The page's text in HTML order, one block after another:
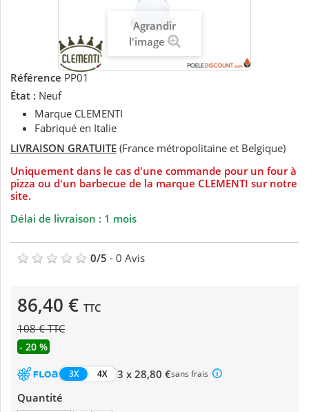
Agrandir
l'image
Référence PP01
État : Neuf
Marque CLEMENTI
Fabriqué en Italie
LIVRAISON GRATUITE (France métropolitaine et Belgique)
Uniquement dans le cas d'une commande pour un four à
pizza ou d'un barbecue de la marque CLEMENTI sur notre
site.
Délai de livraison : 1 mois
0/5 - 0 Avis
86,40 € TTC
108 € TTC
- 20 %
3X 4X 3 x 28,80 €sans frais
Quantité